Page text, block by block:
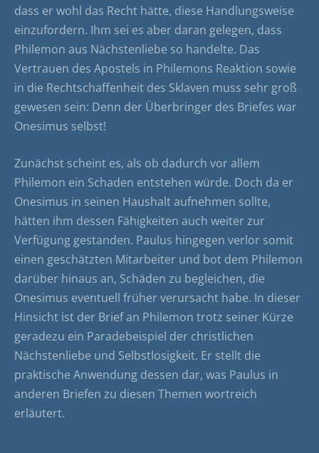
dass er wohl das Recht hätte, diese Handlungsweise
einzufordern. Ihm sei es aber daran gelegen, dass
Philemon aus Nächstenliebe so handelte. Das
Vertrauen des Apostels in Philemons Reaktion sowie
in die Rechtschaffenheit des Sklaven muss sehr groß
gewesen sein: Denn der Überbringer des Briefes war
Onesimus selbst!
Zunächst scheint es, als ob dadurch vor allem
Philemon ein Schaden entstehen würde. Doch da er
Onesimus in seinen Haushalt aufnehmen sollte,
hätten ihm dessen Fähigkeiten auch weiter zur
Verfügung gestanden. Paulus hingegen verlor somit
einen geschätzten Mitarbeiter und bot dem Philemon
darüber hinaus an, Schäden zu begleichen, die
Onesimus eventuell früher verursacht habe. In dieser
Hinsicht ist der Brief an Philemon trotz seiner Kürze
geradezu ein Paradebeispiel der christlichen
Nächstenliebe und Selbstlosigkeit. Er stellt die
praktische Anwendung dessen dar, was Paulus in
anderen Briefen zu diesen Themen wortreich
erläutert.